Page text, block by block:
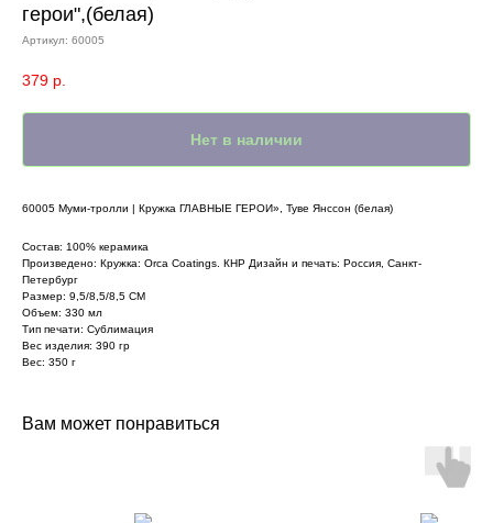
герои",(белая)
Артикул: 60005
379 р.
Нет в наличии
60005 Муми-тролли | Кружка ГЛАВНЫЕ ГЕРОИ», Туве Янссон (белая)
Состав: 100% керамика
Произведено: Кружка: Orca Coatings. КНР Дизайн и печать: Россия, Санкт-
Петербург
Размер: 9,5/8,5/8,5 СМ
Объем: 330 мл
Тип печати: Сублимация
Вес изделия: 390 гр
Вес: 350 г
Вам может понравиться